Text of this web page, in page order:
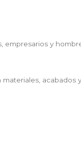
y
acabados